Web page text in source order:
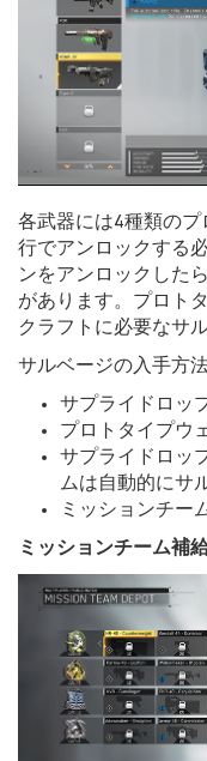
各武器には4種類の
行でアンロックする
ンをアンロックした
があります。プロト
クラフトに必要なサ
サルベージの入手方
サプライドロッ
プロトタイプウ
サプライドロッ
ムは自動的にサ
ミッションチー
ミッションチーム補